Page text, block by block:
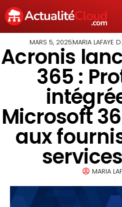
MARS 5, 2025MARIA LAFAYE D.
Acronis
365 :
Microsoft
aux
MARIA